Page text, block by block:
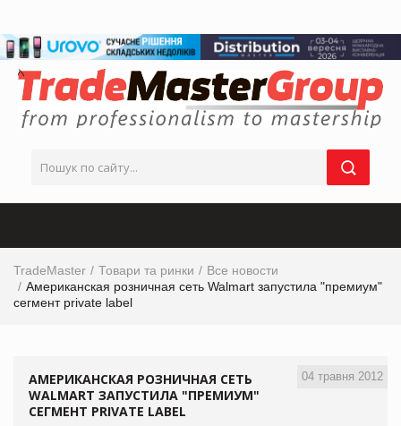
TradeMaster Товари та ринки
Все новости
Американская розничная сеть Walmart запустила "премиум"
сегмент private label
04 травня 2012
АМЕРИКАНСКАЯ РОЗНИЧНАЯ СЕТЬ
WALMART ЗАПУСТИЛА "ПРЕМИУМ"
СЕГМЕНТ PRIVATE LABEL